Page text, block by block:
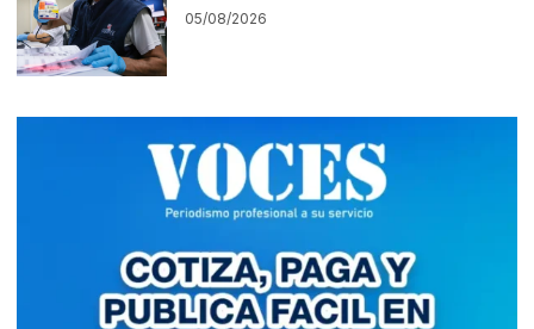
05/08/2026